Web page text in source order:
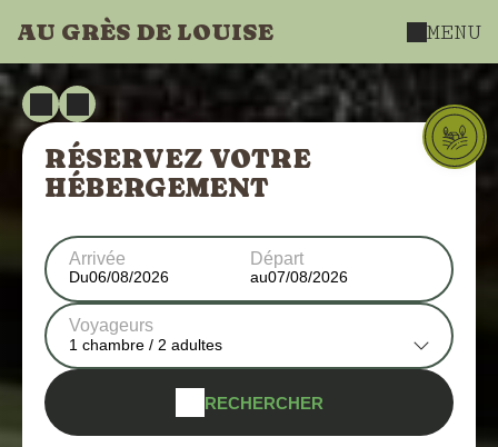
AU GRÈS DE LOUISE MENU
RÉSERVEZ VOTRE
HÉBERGEMENT
Arrivée
Du
Départ
au
Voyageurs
1 chambre / 2 adultes
RECHERCHER